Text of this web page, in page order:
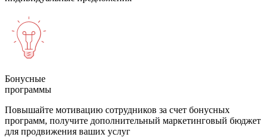
Бонусные
программы
Повышайте мотивацию сотрудников за счет бонусных
программ, получите дополнительный маркетинговый бюджет
для продвижения ваших услуг